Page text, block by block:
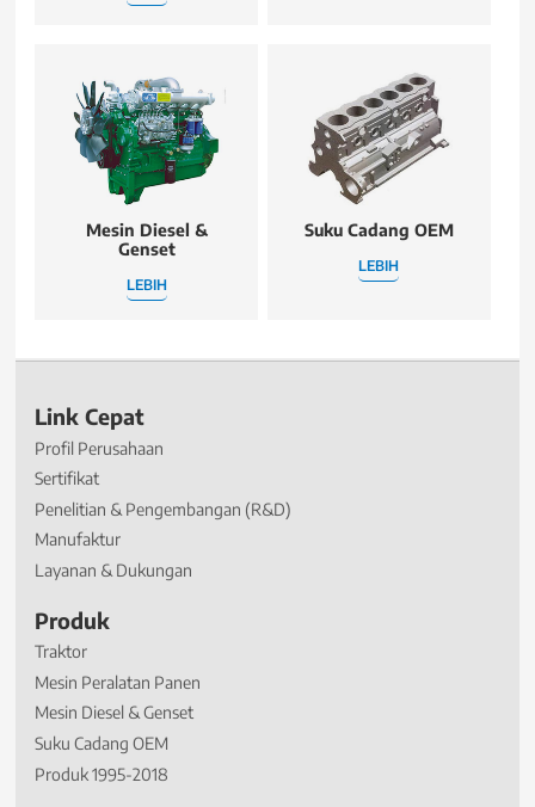
Mesin Diesel &
Genset
LEBIH
Suku Cadang OEM
LEBIH
Link Cepat
Profil Perusahaan
Sertifikat
Penelitian & Pengembangan (R&D)
Manufaktur
Layanan & Dukungan
Produk
Traktor
Mesin Peralatan Panen
Mesin Diesel & Genset
Suku Cadang OEM
Produk 1995-2018